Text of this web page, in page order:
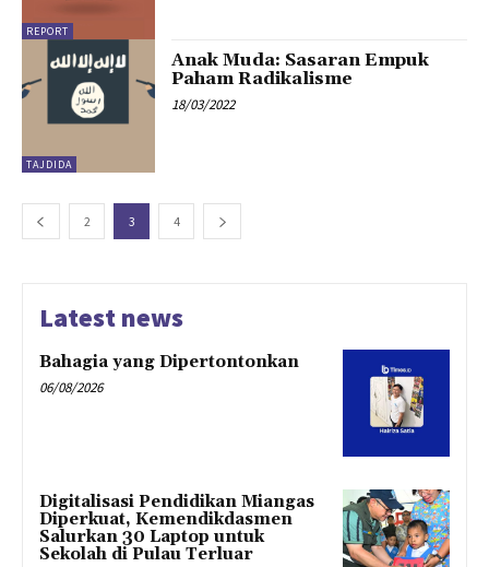
REPORT
TAJDIDA
Anak Muda: Sasaran Empuk
Paham Radikalisme
18/03/2022
2 3 4
Latest news
Bahagia yang Dipertontonkan
06/08/2026
Digitalisasi Pendidikan Miangas
Diperkuat, Kemendikdasmen
Salurkan 30 Laptop untuk
Sekolah di Pulau Terluar